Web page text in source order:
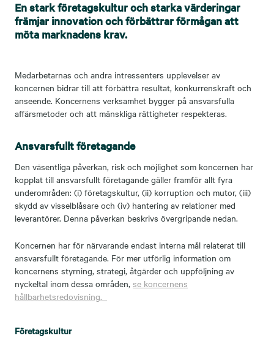
En stark företagskultur och starka värderingar
främjar innovation och förbättrar förmågan att
möta marknadens krav.
Medarbetarnas och andra intressenters upplevelser av
koncernen bidrar till att förbättra resultat, konkurrenskraft och
anseende. Koncernens verksamhet bygger på ansvarsfulla
affärsmetoder och att mänskliga rättigheter respekteras.
Ansvarsfullt företagande
Den väsentliga påverkan, risk och möjlighet som koncernen har
kopplat till ansvarsfullt företagande gäller framför allt fyra
underområden: (i) företagskultur, (ii) korruption och mutor, (iii)
skydd av visselblåsare och (iv) hantering av relationer med
leverantörer. Denna påverkan beskrivs övergripande nedan.
Koncernen har för närvarande endast interna mål relaterat till
ansvarsfullt företagande. För mer utförlig information om
koncernens styrning, strategi, åtgärder och uppföljning av
nyckeltal inom dessa områden, se koncernens
hållbarhetsredovisning.
Företagskultur